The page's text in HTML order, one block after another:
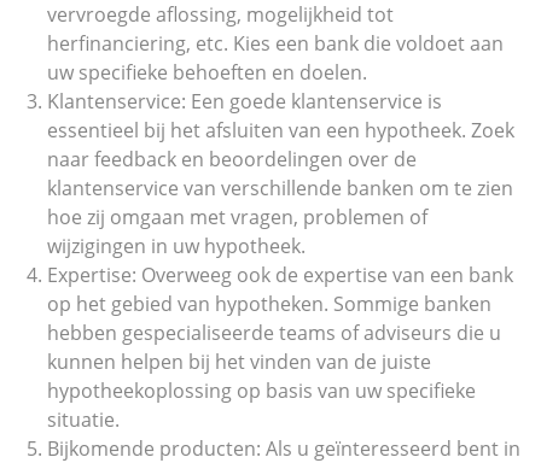
vervroegde aflossing, mogelijkheid tot
herfinanciering, etc. Kies een bank die voldoet aan
uw specifieke behoeften en doelen.
Klantenservice: Een goede klantenservice is
essentieel bij het afsluiten van een hypotheek. Zoek
naar feedback en beoordelingen over de
klantenservice van verschillende banken om te zien
hoe zij omgaan met vragen, problemen of
wijzigingen in uw hypotheek.
Expertise: Overweeg ook de expertise van een bank
op het gebied van hypotheken. Sommige banken
hebben gespecialiseerde teams of adviseurs die u
kunnen helpen bij het vinden van de juiste
hypotheekoplossing op basis van uw specifieke
situatie.
Bijkomende producten: Als u geïnteresseerd bent in